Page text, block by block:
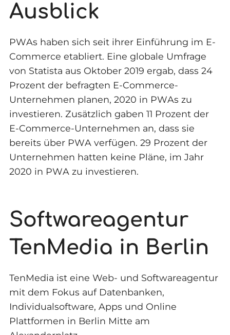
Ausblick
PWAs haben sich seit ihrer Einführung im E-
Commerce etabliert. Eine globale Umfrage
von Statista aus Oktober 2019 ergab, dass 24
Prozent der befragten E-Commerce-
Unternehmen planen, 2020 in PWAs zu
investieren. Zusätzlich gaben 11 Prozent der
E-Commerce-Unternehmen an, dass sie
bereits über PWA verfügen. 29 Prozent der
Unternehmen hatten keine Pläne, im Jahr
2020 in PWA zu investieren.
Softwareagentur
TenMedia in Berlin
TenMedia ist eine Web- und Softwareagentur
mit dem Fokus auf Datenbanken,
Individualsoftware, Apps und Online
Plattformen in Berlin Mitte am